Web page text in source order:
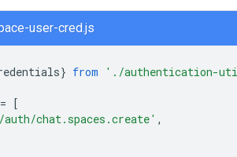
user-cred.js
} from './authentication-
= [
auth/chat.spaces.create' ,